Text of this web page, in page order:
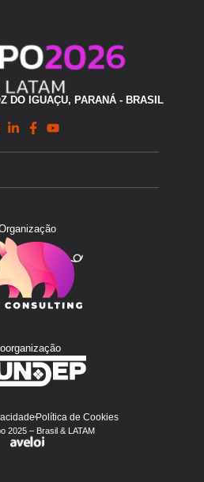
DO IGUAÇU, PARANÁ - BRASIL
Política de Cookies
2025 – Brasil & LATAM